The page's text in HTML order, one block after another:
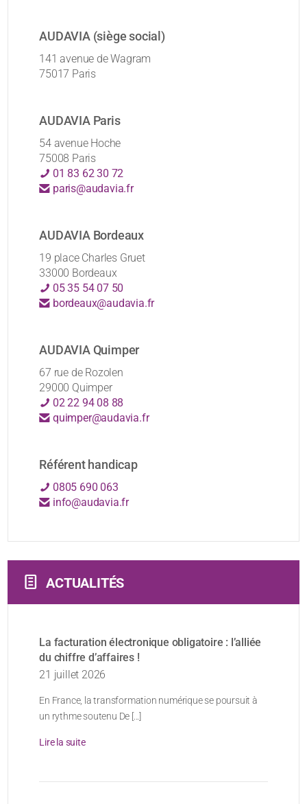
AUDAVIA (siège social)
141 avenue de Wagram
75017 Paris
AUDAVIA Paris
54 avenue Hoche
75008 Paris
01 83 62 30 72
paris@audavia.fr
AUDAVIA Bordeaux
19 place Charles Gruet
33000 Bordeaux
05 35 54 07 50
bordeaux@audavia.fr
AUDAVIA Quimper
67 rue de Rozolen
29000 Quimper
02 22 94 08 88
quimper@audavia.fr
Référent handicap
0805 690 063
info@audavia.fr
ACTUALITÉS
La facturation électronique obligatoire : l’alliée
du chiffre d’affaires !
21 juillet 2026
En France, la transformation numérique se poursuit à
un rythme soutenu De [...]
Lire la suite